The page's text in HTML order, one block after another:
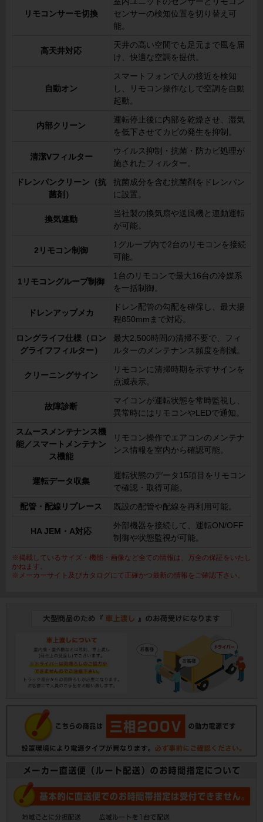
リモコンサーモ切換
センサーの検知位置を切り替え可
能。
高天井対応
天井の高い空間でも足元まで風を届
け、快適な空調を提供。
自動オン
スマートフォンで人の接近を検知
し、リモコン操作なしで空調を自動
起動。
内部クリーン
運転停止後に内部を乾燥させ、湿気
を低下させてカビの発生を抑制。
清潔Vフィルター
ウイルス抑制・抗菌・防カビ処理が
施されたフィルター。
ドレンパンクリーン（抗
菌剤）
抗菌成分を含む抗菌剤をドレンパン
に設置。
換気連動
当社製の換気扇や送風機と連動運転
が可能。
2リモコン制御
1グループ内で2台のリモコンを接続
可能。
1リモコングループ制御
1台のリモコンで最大16台の冷媒系
を一括制御。
ドレンアップメカ
ドレン配管の勾配を確保し、最大揚
程850mmまで対応。
ロングライフ仕様（ロン
グライフフィルター）
最大2,500時間の清掃不要で、フィ
ルターのメンテナンス頻度を削減。
クリーニングサイン
リモコンに清掃時期を示すサインを
点滅表示。
故障診断
マイコンが運転状態を常時監視し、
異常時にはリモコンやLEDで通知。
スムースメンテナンス機
能／スマートメンテナン
ス機能
リモコン操作でエアコンのメンテナ
ンス情報を室内から確認可能。
運転データ収集
運転状態のデータ15項目をリモコン
で確認・取得可能。
配管・配線リプレース 既設の配管や配線を再利用可能。
HA JEM・A対応
外部機器を接続して、運転ON/OFF
制御や状態監視が可能。
※掲載しているサイズ・機能・画像など全ての情報は、万全の保証をいたし
かねます。
※メーカーサイト及びカタログにて正確かつ最新の情報をご確認下さい。